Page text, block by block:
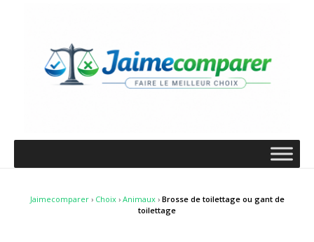
Jaimecomparer› Choix› Animaux› Brosse de toilettage ou gant de
toilettage